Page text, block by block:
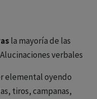
la mayoría de las
verbales
elemental oyendo
tiros, campanas,